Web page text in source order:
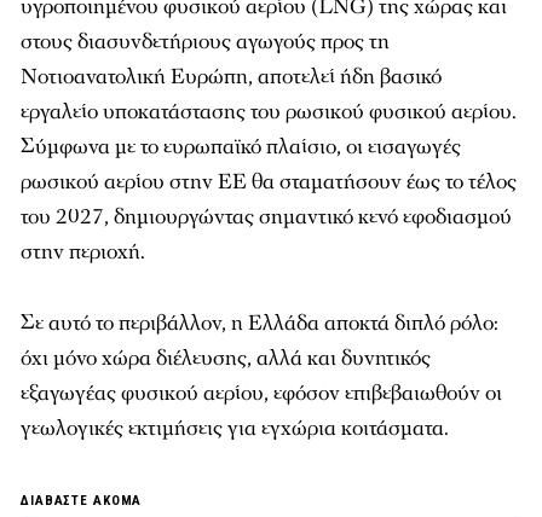
υγροποιημένου φυσικού αερίου (LNG) της χώρας και
στους διασυνδετήριους αγωγούς προς τη
Νοτιοανατολική Ευρώπη, αποτελεί ήδη βασικό
εργαλείο υποκατάστασης του ρωσικού φυσικού αερίου.
Σύμφωνα με το ευρωπαϊκό πλαίσιο, οι εισαγωγές
ρωσικού αερίου στην ΕΕ θα σταματήσουν έως το τέλος
του 2027, δημιουργώντας σημαντικό κενό εφοδιασμού
στην περιοχή.
Σε αυτό το περιβάλλον, η Ελλάδα αποκτά διπλό ρόλο:
όχι μόνο χώρα διέλευσης, αλλά και δυνητικός
εξαγωγέας φυσικού αερίου, εφόσον επιβεβαιωθούν οι
γεωλογικές εκτιμήσεις για εγχώρια κοιτάσματα.
ΔΙΑΒΑΣΤΕ ΑΚΟΜΑ